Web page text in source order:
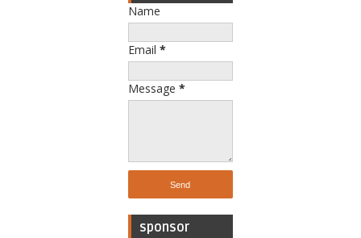
Name
Email *
Message *
sponsor